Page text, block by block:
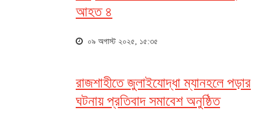
আহত ৪
০৯ অগাস্ট ২০২৫, ১৫:৩৫
রাজশাহীতে জুলাইযোদ্ধা ম্যানহলে পড়ার
ঘটনায় প্রতিবাদ সমাবেশ অনুষ্ঠিত